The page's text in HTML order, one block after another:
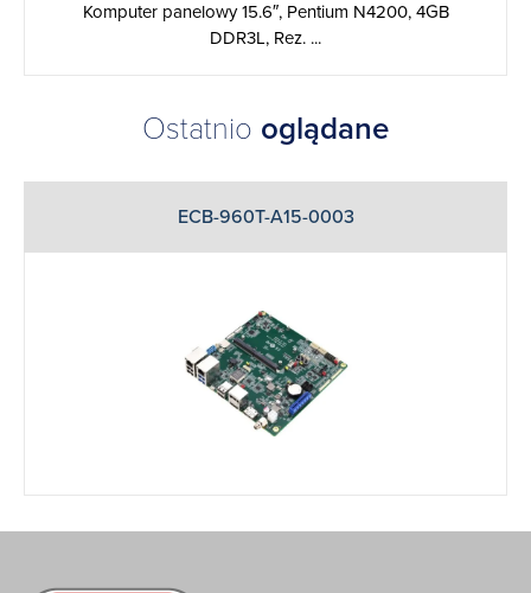
Komputer panelowy 15.6″, Pentium N4200, 4GB
DDR3L, Rez. ...
Ostatnio oglądane
ECB-960T-A15-0003